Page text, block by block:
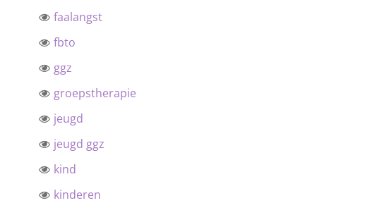
faalangst
fbto
ggz
groepstherapie
jeugd
jeugd ggz
kind
kinderen